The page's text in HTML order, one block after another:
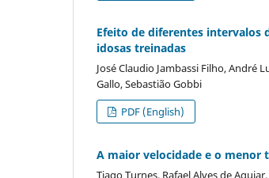
Efeito de diferentes intervalos
idosas treinadas
José Claudio Jambassi Filho, André
Gallo, Sebastião Gobbi
PDF (English)
A maior velocidade e o menor
Tiago Turnes, Rafael Alves de